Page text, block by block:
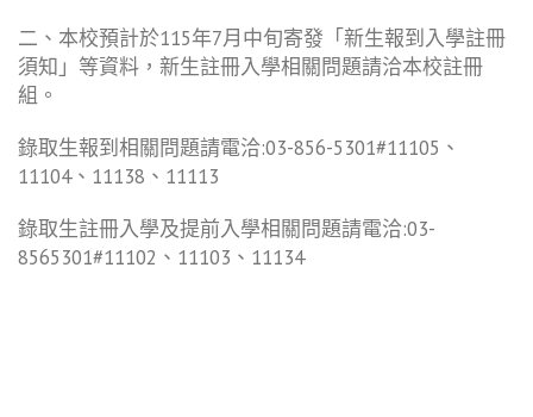
二、本校預計於115年7月中旬寄發「新生報到入學註冊
須知」等資料，新生註冊入學相關問題請洽本校註冊
組。
錄取生報到相關問題請電洽:03-856-5301#11105、
11104、11138、11113
錄取生註冊入學及提前入學相關問題請電洽:03-
8565301#11102、11103、11134